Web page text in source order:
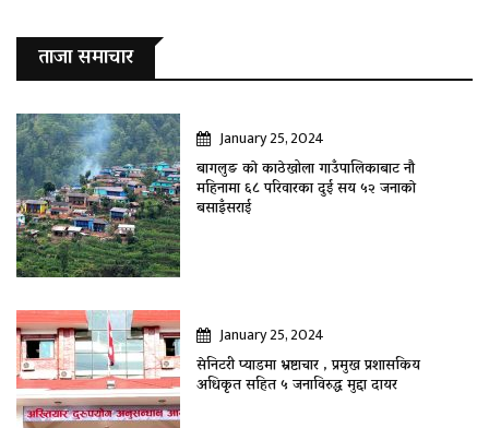
ताजा समाचार
January 25, 2024
बागलुङ काे काठेखोला गाउँपालिकाबाट नौ
महिनामा ६८ परिवारका दुई सय ५२ जनाकाे
बसाइँसराई
January 25, 2024
सेनिटरी प्याडमा भ्रष्टाचार , प्रमुख प्रशासकिय
अधिकृत सहित ५ जनाविरुद्ध मुद्दा दायर